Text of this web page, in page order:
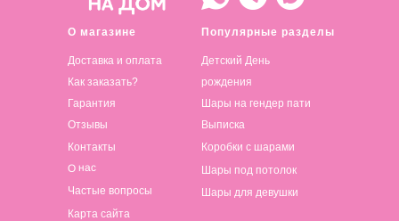
О магазине
Доставка и оплата
Популярные разделы
Детский День
рождения
Как заказать?
Гарантия
Отзывы
Контакты
О нас
Частые вопросы
Карта сайта
Шары на гендер пати
Выписка
Коробки с шарами
Шары под потолок
Шары для девушки